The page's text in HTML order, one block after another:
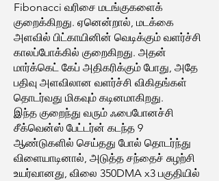
Fibonacci வரிசை மடங்குகளைக்
குறைக்கிறது. ஏனென்றால், மடக்கை
அளவில் பிட்காயினின் வெடிக்கும் வளர்ச்சி
காலப்போக்கில் குறைகிறது. அதன்
மார்க்கெட் கேப் அதிகரிக்கும் போது, அதே
பதிவு அளவிலான வளர்ச்சி விகிதங்கள்
தொடர்வது மிகவும் கடினமாகிறது.
இந்த குறைந்து வரும் ஃபைபோனச்சி
சீக்வென்ஸ் பேட்டர்ன் கடந்த 9
ஆண்டுகளில் செய்தது போல் தொடர்ந்து
விளையாடினால், அடுத்த சந்தைச் சுழற்சி
உயர்வானது, விலை 350DMA x3 பகுதியில்